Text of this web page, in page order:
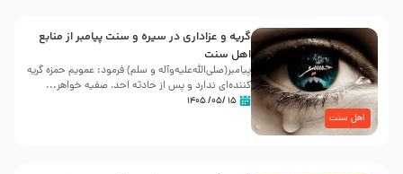
اهل سنت
گریه و عزاداری در سیره و سنت پیامبر از منابع
اهل سنت
پیامبر(صلی‌الله‌علیه‌وآله و سلم) فرمود: عمویم حمزه گریه
کننده‌ای ندارد و پس از حادثه احد، صفیه خواهر...
۱۵ /۰۵/ ۱۴۰۵